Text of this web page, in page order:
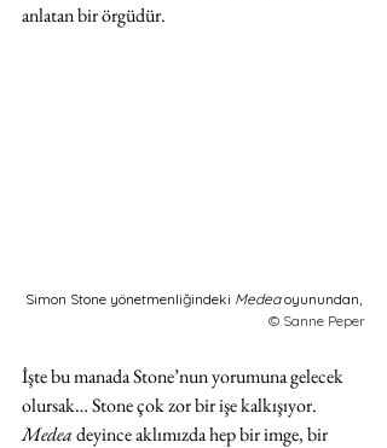
anlatan bir örgüdür.
Simon Stone yönetmenliğindeki Medea oyunundan,
© Sanne Peper
İşte bu manada Stone’nun yorumuna gelecek
olursak… Stone çok zor bir işe kalkışıyor.
Medea deyince aklımızda hep bir imge, bir